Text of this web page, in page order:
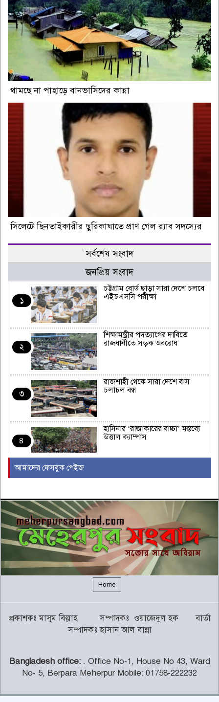
থামছে না পাহাড়ে বানভাসিদের কান্না
সিলেটে ছিনতাইকারীর ছুরিকাঘাতে প্রাণ গেল র‍্যাব সদস্যের
সর্বশেষ সংবাদ
জনপ্রিয় সংবাদ
১
চট্টগ্রাম বোর্ড ছাড়া সারা দেশে চলবে
এইচএসসি পরীক্ষা
২
শিক্ষামন্ত্রীর পদত্যাগের দাবিতে
রাজধানীতে সড়ক অবরোধ
৩
রাজশাহী থেকে সারা দেশে বাস
চলাচল বন্ধ
৪
হাসিনার ‘রাজাকারের বাচ্চা’ মন্তব্যে
উত্তাল ক্যাম্পাস
৬
বন্যায় সাপের উপদ্রব বাড়ছে, চট্টগ্রামে
৭ দিনে কামড়ের শিকার ৯৩ জন
গালর্স কলেজে শিক্ষকতা করায় পদ
হারালেন কুষ্টিয়া জেলা জামায়াতের
সেক্রেটারি
চট্টগ্রামের পাঁচ জেলায় ভূমিধসের
সতর্কতা
৯
থামছে না পাহাড়ে বানভাসিদের কান্না
আমাদের ফেসবুক পেইজ
Home
প্রকাশকঃ মাসুম বিল্লাহ সম্পাদকঃ ওয়াজেদুল হক বার্তা
সম্পাদকঃ হাসান আল বান্না
Bangladesh office:. Office No-1, House No 43, Ward
No- 5, Berpara Meherpur Mobile: 01758-222232